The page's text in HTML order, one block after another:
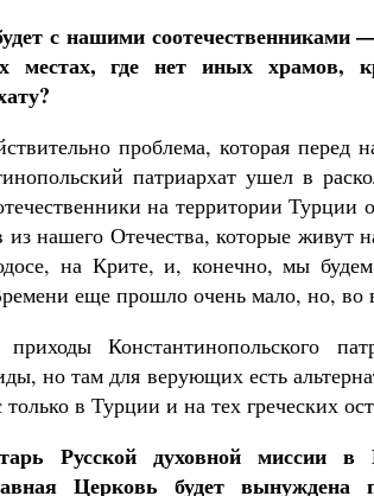
с нашими
местах, где нет иных храмов,
проблема, которая перед
патриархат ушел в
на территории Турции
из нашего Отечества, которые живут
на Крите, и, конечно, мы
еще прошло очень мало, но, во
Константинопольского
но там для верующих есть
только в Турции и на тех греческих
Русской духовной миссии в
Церковь будет вынуждена